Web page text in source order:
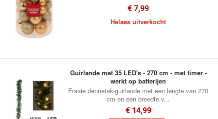
€ 7,99
Helaas uitverkocht
Guirlande met 35 LED's - 270 cm - met timer -
werkt op batterijen
Fraaie dennetak-guirlande met een lengte van 270
cm en een breedte v...
€ 14,99